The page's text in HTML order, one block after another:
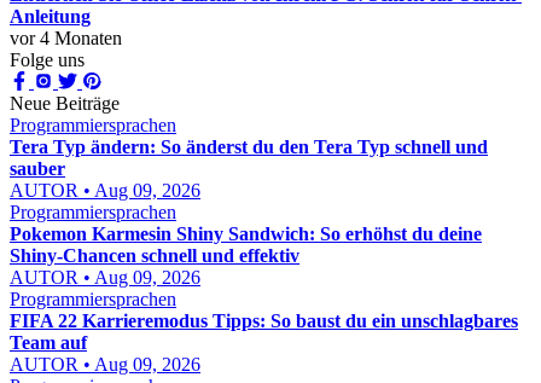
Anleitung
vor 4 Monaten
Folge uns
Neue Beiträge
Programmiersprachen
Tera Typ ändern: So änderst du den Tera Typ schnell und
sauber
AUTOR • Aug 09, 2026
Programmiersprachen
Pokemon Karmesin Shiny Sandwich: So erhöhst du deine
Shiny-Chancen schnell und effektiv
AUTOR • Aug 09, 2026
Programmiersprachen
FIFA 22 Karrieremodus Tipps: So baust du ein unschlagbares
Team auf
AUTOR • Aug 09, 2026